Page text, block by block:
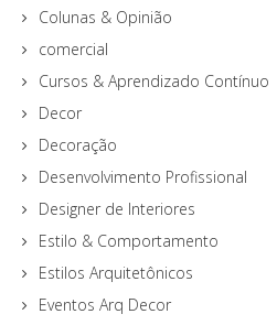
Colunas & Opinião
comercial
Cursos & Aprendizado Contínuo
Decor
Decoração
Desenvolvimento Profissional
Designer de Interiores
Estilo & Comportamento
Estilos Arquitetônicos
Eventos Arq Decor